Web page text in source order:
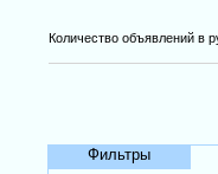
Количество объявлений в
Фильтры